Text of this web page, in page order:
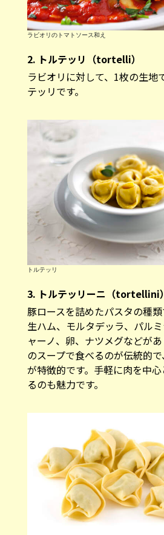
ラビオリのトマトソース和え
2. トルテッリ（tortelli）
ラビオリに対して、1枚の生地
テッリです。
トルテッリ
3. トルテッリーニ（tortellini）
豚ロースを詰めたパスタの種類
生ハム、モルタデッラ、パル
ャーノ、卵、ナツメグなどが
のスープで食べるのが伝統的
が特徴的です。手軽に肉を中
るのも魅力です。